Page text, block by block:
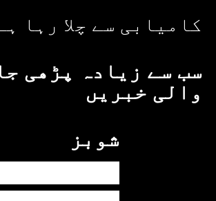
کامیابی سے چلا رہا
سب سے زیادہ پڑھی
والی خبریں
شوبز